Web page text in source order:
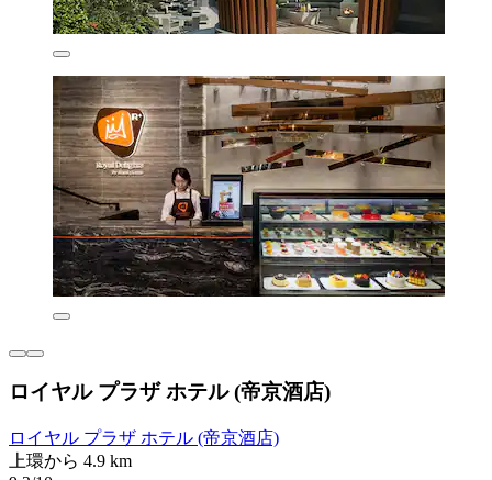
ロイヤル プラザ ホテル (帝京酒店)
ロイヤル プラザ ホテル (帝京酒店)
上環から 4.9 km